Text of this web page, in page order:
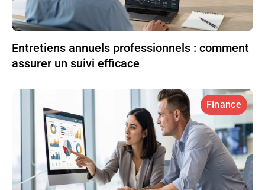
Entretiens annuels professionnels : comment
assurer un suivi efficace
Finance